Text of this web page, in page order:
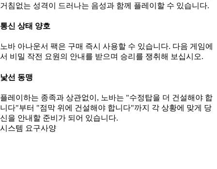
거침없는 성격이 드러나는 음성과 함께 플레이할 수 있습니다.
통신 상태 양호
노바 아나운서 팩은 구매 즉시 사용할 수 있습니다. 다음 게임에
서 비밀 작전 요원의 안내를 받으며 승리를 쟁취해 보십시오.
낯선 동맹
플레이하는 종족과 상관없이, 노바는 "수정탑을 더 건설해야 합
니다"부터 "점막 위에 건설해야 합니다"까지 각 상황에 맞게 당
신을 안내할 준비가 되어 있습니다.
시스템 요구사양